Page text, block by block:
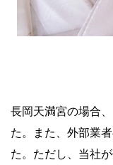
長岡天満宮の場合
た。また、外部業
た。ただし、当社